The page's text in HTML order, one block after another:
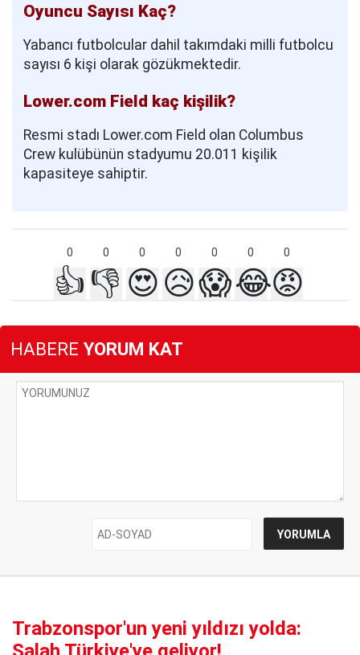
Oyuncu Sayısı Kaç?
Yabancı futbolcular dahil takımdaki milli futbolcu
sayısı 6 kişi olarak gözükmektedir.
Lower.com Field kaç kişilik?
Resmi stadı Lower.com Field olan Columbus
Crew kulübünün stadyumu 20.011 kişilik
kapasiteye sahiptir.
0 0 0 0 0 0 0
👍 👎 😍😥😱😂😡
HABERE YORUM KAT
Trabzonspor'un yeni yıldızı yolda: